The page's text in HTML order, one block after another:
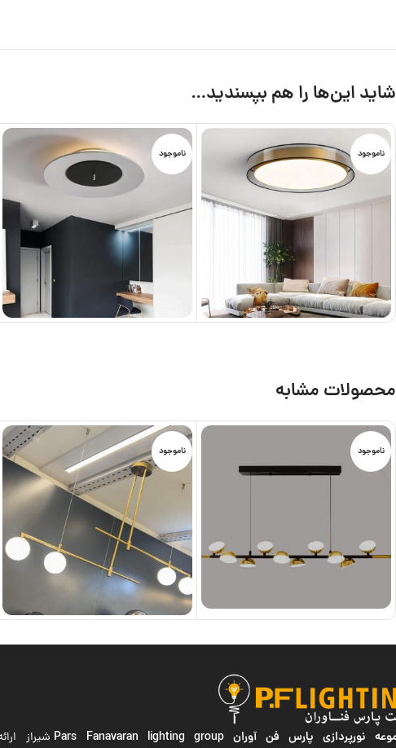
شاید این‌ها را هم بپسندید…
ناموجود ناموجود
محصولات مشابه
ناموجود ناموجود
نورپردازی پارس فن آوران Pars Fanavaran lighting group شیراز